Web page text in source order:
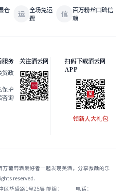
仓
运 全场免运
费
信 百万粉丝口碑信
赖
服务
货政
保护
咨询
关注酒云网
扫码下载酒云网
APP
领新人大礼包
葡萄酒爱好者一起发现美酒，分享微醺的乐
reserved.
区华盛路1号25层邮编： 电话：